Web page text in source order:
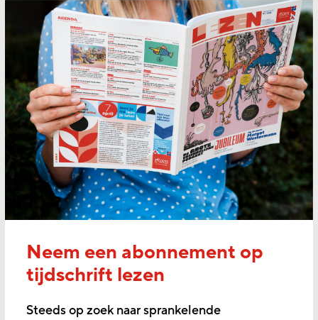
Neem een abonnement op
tijdschrift lezen
Steeds op zoek naar sprankelende